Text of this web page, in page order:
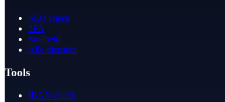
SEO check
2FA
Snelheid
Alle diensten
Tools
IBAN check